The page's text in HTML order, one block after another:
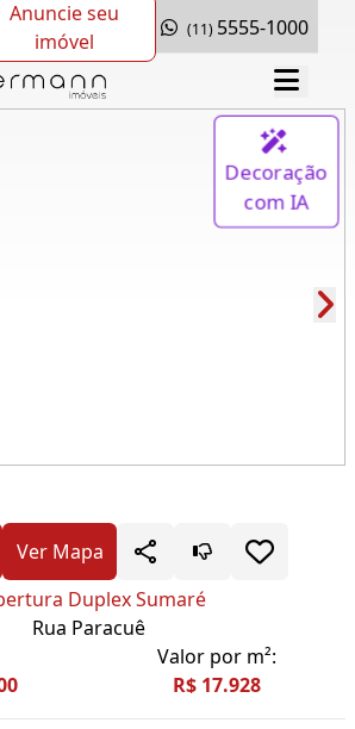
Anuncie seu
imóvel
(11) 5555-1000
Decoração
com IA
Ver Mapa
Duplex Sumaré
Rua Paracuê
Valor por m²:
R$ 17.928